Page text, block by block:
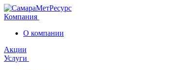
Компания
О компании
Акции
Услуги